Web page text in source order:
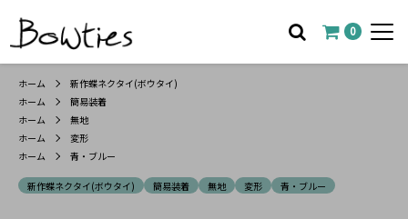
0
ホーム
新作蝶ネクタイ(ボウタイ)
ホーム
簡易装着
ホーム
無地
ホーム
変形
ホーム
青・ブルー
新作蝶ネクタイ(ボウタイ) 簡易装着 無地 変形 青・ブルー